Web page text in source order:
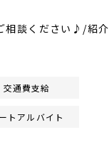
相談ください♪/紹介
交通費支給
トアルバイト